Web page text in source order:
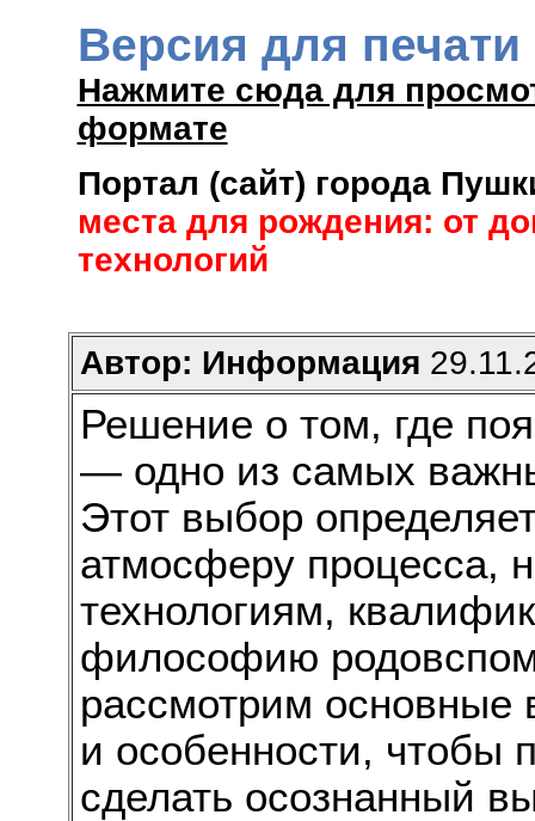
Версия для
Нажмите сюда для
формате
Портал (сайт) города
места для рождения: от
технологий
Автор: Информация
Решение о том, где
— одно из самых
Этот выбор
атмосферу процесса,
технологиям,
философию
рассмотрим основные
и особенности, чтобы
сделать осознанный